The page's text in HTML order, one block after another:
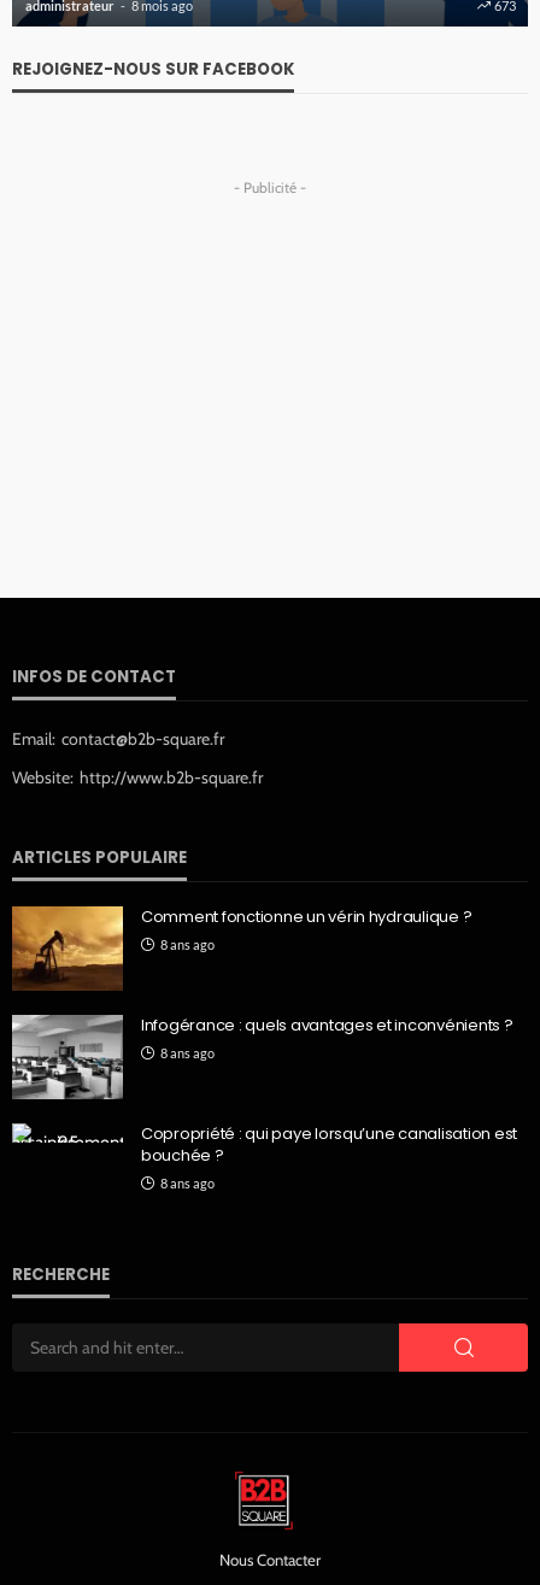
administrateur 8 mois ago 673
REJOIGNEZ-NOUS SUR FACEBOOK
- Publicité -
INFOS DE CONTACT
Email: contact@b2b-square.fr
Website: http://www.b2b-square.fr
ARTICLES POPULAIRE
Comment fonctionne un vérin hydraulique ?
8 ans ago
Infogérance : quels avantages et inconvénients ?
8 ans ago
Copropriété : qui paye lorsqu’une canalisation est
bouchée ?
8 ans ago
RECHERCHE
Nous Contacter